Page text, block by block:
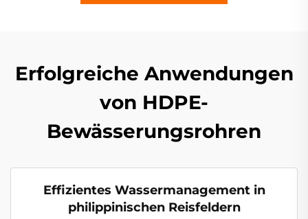
Erfolgreiche Anwendungen
von HDPE-
Bewässerungsrohren
Effizientes Wassermanagement in
philippinischen Reisfeldern